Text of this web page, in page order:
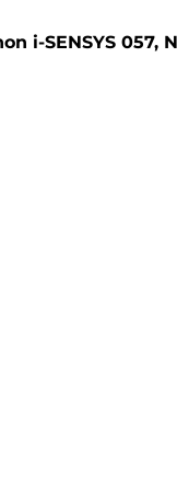
i-SENSYS 057,